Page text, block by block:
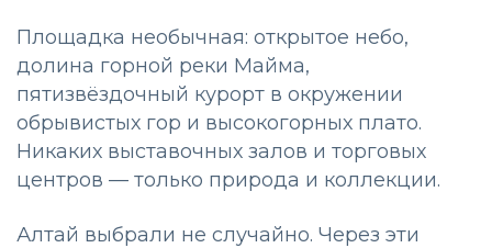
Площадка необычная: открытое небо,
долина горной реки Майма,
пятизвёздочный курорт в окружении
обрывистых гор и высокогорных плато.
Никаких выставочных залов и торговых
центров — только природа и коллекции.
Алтай выбрали не случайно. Через эти